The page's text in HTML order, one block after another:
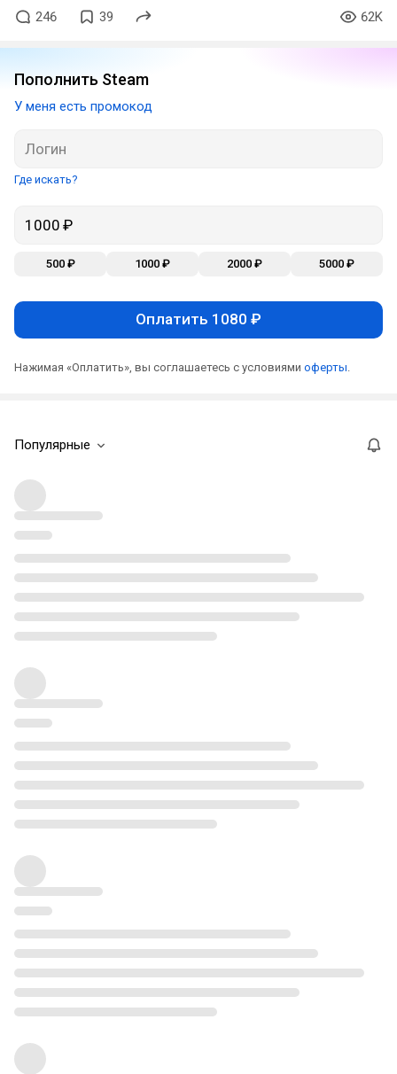
246 39 62K
Пополнить Steam
У меня есть промокод
Где искать?
500 ₽ 1000 ₽ 2000 ₽ 5000 ₽
Оплатить 1080 ₽
Нажимая «Оплатить», вы соглашаетесь с условиями оферты
Популярные